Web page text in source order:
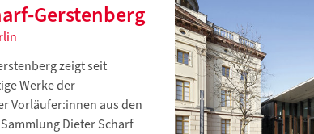
Gerstenberg
zeigt seit
Werke der
Vorläufer:innen aus den
Dieter Scharf